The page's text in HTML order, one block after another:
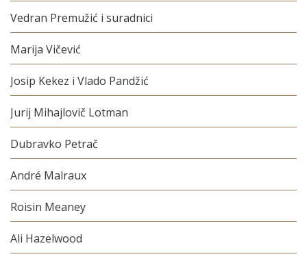
Vedran Premužić i suradnici
Marija Vičević
Josip Kekez i Vlado Pandžić
Jurij Mihajlovič Lotman
Dubravko Petrač
André Malraux
Roisin Meaney
Ali Hazelwood